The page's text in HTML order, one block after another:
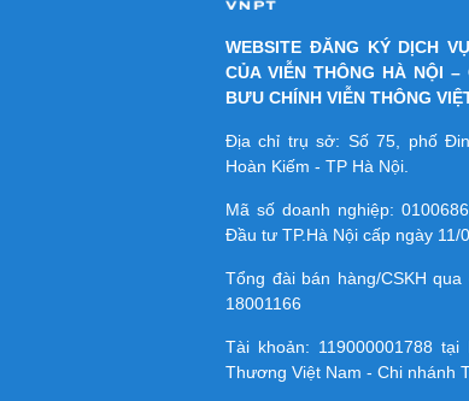
WEBSITE ĐĂNG KÝ DỊCH
CỦA VIỄN THÔNG HÀ NỘI
BƯU CHÍNH VIỄN THÔNG
Địa chỉ trụ sở: Số 75, phố
Hoàn Kiếm - TP Hà Nội.
Mã số doanh nghiệp:
Đầu tư TP.Hà Nội cấp ngày 11/
Tổng đài bán hàng/CSKH qua
18001166
Tài khoản: 119000001788 tại
Thương Việt Nam - Chi nhánh